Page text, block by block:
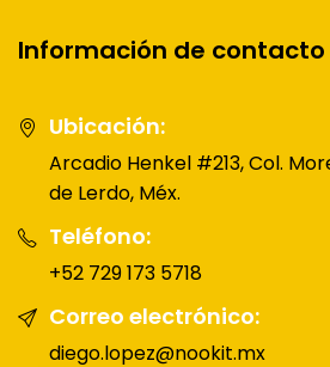
Información de contacto
Ubicación:
Arcadio Henkel #213, Col.
de Lerdo, Méx.
Teléfono:
+52 729 173 5718
Correo electrónico:
diego.lopez@nookit.mx